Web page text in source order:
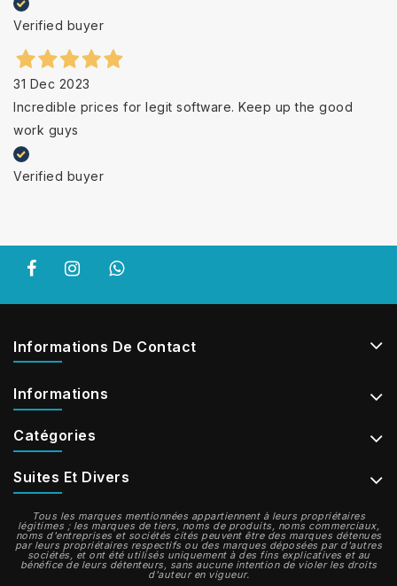
Verified buyer
31 Dec 2023
Incredible prices for legit software. Keep up the good
work guys
Verified buyer
Informations De Contact
Informations
Catégories
Suites Et Divers
Tous les marques mentionnées appartiennent à leurs propriétaires
légitimes ; les marques de tiers, noms de produits, noms commerciaux,
noms d'entreprises et sociétés cités peuvent être des marques détenues
par leurs propriétaires respectifs ou des marques déposées par d'autres
sociétés, et ont été utilisés uniquement à des fins explicatives et au
bénéfice de leurs détenteurs, sans aucune intention de violer les droits
d'auteur en vigueur.